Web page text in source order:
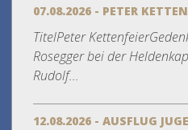
07.08.2026 - PETER
TitelPeter
Rosegger bei der
Rudolf...
12.08.2026 - AUSFLUG